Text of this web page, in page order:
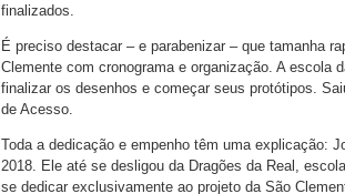
finalizados.
É preciso destacar – e parabenizar – que tamanha
Clemente com cronograma e organização. A escola
finalizar os desenhos e começar seus protótipos.
de Acesso.
Toda a dedicação e empenho têm uma explicação:
2018. Ele até se desligou da Dragões da Real,
se dedicar exclusivamente ao projeto da São